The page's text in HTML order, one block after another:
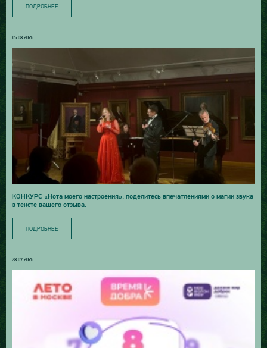
ПОДРОБНЕЕ
05.08.2026
КОНКУРС «Нота моего настроения»: поделитесь впечатлениями о магии звука
в тексте вашего отзыва.
ПОДРОБНЕЕ
28.07.2026